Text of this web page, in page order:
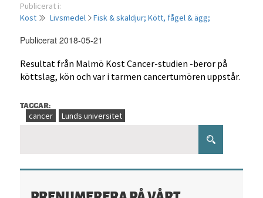
Publicerat i:
Kost
Livsmedel Fisk & skaldjur;Kött, fågel & ägg;
Publicerat 2018-05-21
Resultat från Malmö Kost Cancer-studien -beror på
köttslag, kön och var i tarmen cancertumören uppstår.
TAGGAR:
cancer Lunds universitet